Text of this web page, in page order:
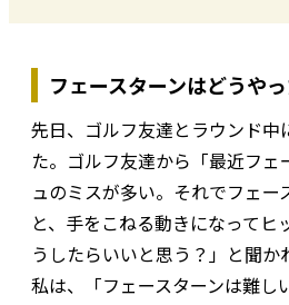
フェースターンはどうや
先日、ゴルフ友達とラウンド中
た。ゴルフ友達から「最近フェ
ュのミスが多い。それでフェー
と、手をこねる動きになってヒ
うしたらいいと思う？」と聞か
私は、「フェースターンは難し